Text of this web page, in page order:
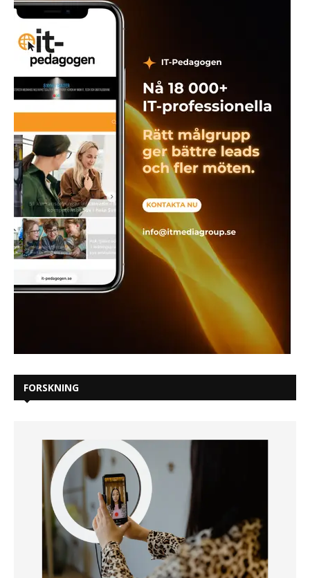
FORSKNING